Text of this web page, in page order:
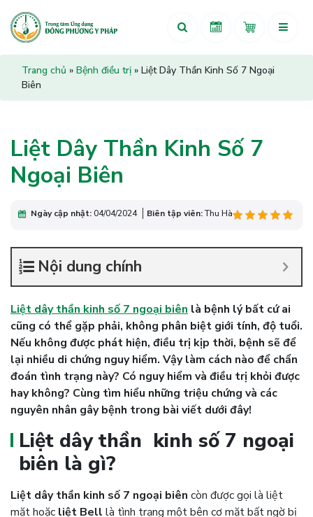
Trang chủ » Bệnh điều trị » Liệt Dây Thần Kinh Số 7 Ngoại
Biên
Liệt Dây Thần Kinh Số 7
Ngoại Biên
Ngày cập nhật:04/04/2024 Biên tập viên:Thu Hà
Nội dung chính
Liệt dây thần kinh số 7 ngoại biên là bệnh lý bất cứ ai
cũng có thể gặp phải, không phân biệt giới tính, độ tuổi.
Nếu không được phát hiện, điều trị kịp thời, bệnh sẽ để
lại nhiều di chứng nguy hiểm. Vậy làm cách nào để chẩn
đoán tình trạng này? Có nguy hiểm và điều trị khỏi được
hay không? Cùng tìm hiểu những triệu chứng và các
nguyên nhân gây bệnh trong bài viết dưới đây!
Liệt dây thần kinh số 7 ngoại
biên là gì?
Liệt dây thần kinh số 7 ngoại biên còn được gọi là liệt
mặt hoặc liệt Bell là tình trạng một bên cơ mặt bất ngờ bị